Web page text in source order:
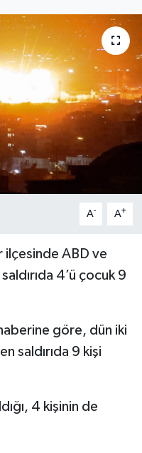
A- A+
ilçesinde ABD ve
4’ü çocuk 9
göre, dün iki
saldırıda 9 kişi
4 kişinin de